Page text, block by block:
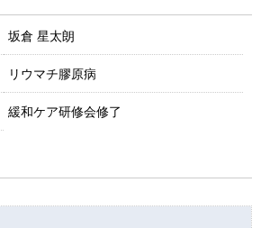
坂倉 星太朗
リウマチ膠原病
緩和ケア研修会修了